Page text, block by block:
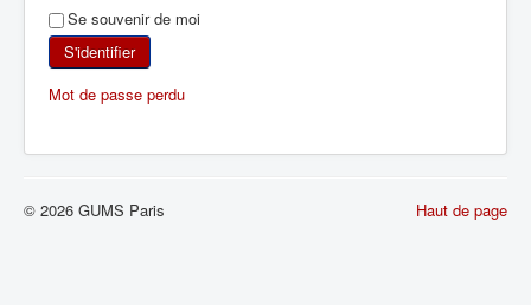
Se souvenir de moi
S'identifier
Mot de passe perdu
Haut de page
© 2026 GUMS Paris